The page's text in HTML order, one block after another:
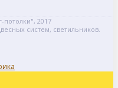
потолки", 2017
систем, светильников.